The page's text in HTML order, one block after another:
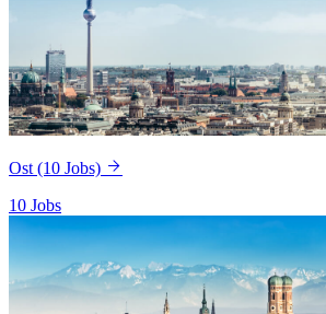
Ost (10 Jobs)
10 Jobs